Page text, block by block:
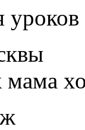
уроков
мама